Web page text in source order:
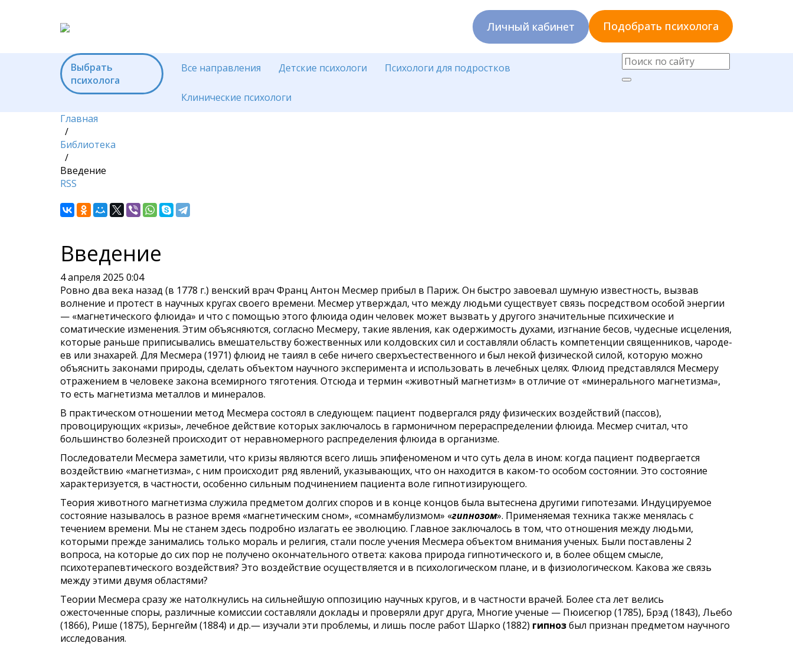
Личный кабинет Подобрать психолога
Выбрать
психолога
Все направления Детские психологи Психологи для подростков
Клинические психологи
Главная
/
Библиотека
/
Введение
RSS
Введение
4 апреля 2025 0:04
Ровно два века назад (в 1778 г.) венский врач Франц Антон Месмер прибыл в Париж. Он быстро завоевал шумную известность, вызвав
волнение и про­тест в научных кругах своего времени. Месмер утверж­дал, что между людьми существует связь посредством особой энергии
— «магнетического флюида» и что с по­мощью этого флюида один человек может вызвать у другого значительные психические и
соматические изменения. Этим объясняются, согласно Месмеру, такие явления, как одержимость духами, изгнание бесов, чудесные исцеления,
которые раньше приписывались вмешательству божественных или колдовских сил и составляли область компетенции священников, чароде­
ев или знахарей. Для Месмера (1971) флюид не таиял в себе ничего сверхъестественного и был некой физи­ческой силой, которую можно
объяснить законами при­роды, сделать объектом научного эксперимента и ис­пользовать в лечебных целях. Флюид представлялся Месмеру
отражением в человеке закона всемирного тяготения. Отсюда и термин «животный магнетизм» в отличие от «минерального магнетизма»,
то есть маг­нетизма металлов и минералов.
В практическом отношении метод Месмера состоял в следующем: пациент подвергался ряду физических воздействий (пассов),
провоцирующих «кризы», лечеб­ное действие которых заключалось в гармоничном перераспределении флюида. Месмер считал, что
большинство болезней происходит от неравномерного рас­пределения флюида в организме.
Последователи Месмера заметили, что кризы явля­ются всего лишь эпифеноменом и что суть дела в ином: когда пациент подвергается
воздействию «магнетизма», с ним происходит ряд явлений, указывающих, что он находится в каком-то особом состоянии. Это состоя­ние
характеризуется, в частности, особенно сильным подчинением пациента воле гипнотизирующего.
Теория животного магнетизма служила предметом долгих споров и в конце концов была вытеснена другими гипотезами. Индуцируемое
состояние называлось в разное время «магнетическим сном», «сомнамбулизмом» «гипнозом». Применяемая техника также менялась с
течением времени. Мы не станем здесь подробно излагать ее эволюцию. Главное заключалось в том, что отношения между людьми,
которыми прежде занимались только мораль и религия, стали после учения Месмера объектом внимания ученых. Были поставлены 2
вопроса, на которые до сих пор не получено окончательного ответа: какова природа гипнотического и, в более общем смысле,
психотерапевтического воздей­ствия? Это воздействие осуществляется и в психоло­гическом плане, и в физиологическом. Какова же связь
между этими двумя областями?
Теории Месмера сразу же натолкнулись на сильней­шую оппозицию научных кругов, и в частности врачей. Более ста лет велись
ожесточенные споры, различные комиссии составляли доклады и проверяли друг друга, Многие ученые — Пюисегюр (1785), Брэд (1843), Льебо
(1866), Рише (1875), Бернгейм (1884) и др.— изучали эти проблемы, и лишь после работ Шарко (1882) гипнозбыл признан предметом научного
исследования.